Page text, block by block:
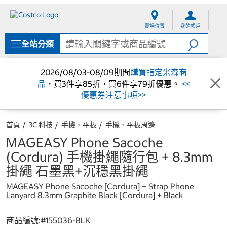
單
賣場位置 我的帳戶
全站分類
2026/08/03-08/09期間購買指定米森商
品 ，買3件享85折，買6件享79折優惠。 <<
優惠券注意事項>>
首頁 3C 科技 手機、平板 手機、平板周邊
MAGEASY Phone Sacoche
(Cordura) 手機掛繩隨行包 + 8.3mm
掛繩 石墨黑+沉穩黑掛繩
MAGEASY Phone Sacoche [Cordura] + Strap Phone
Lanyard 8.3mm Graphite Black [Cordura] + Black
商品編號:#155036-BLK